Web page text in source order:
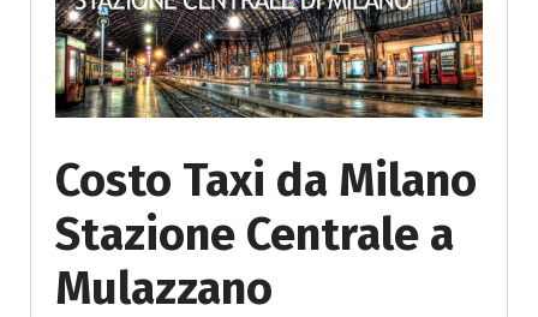
Costo Taxi da Milano
Stazione Centrale a
Mulazzano